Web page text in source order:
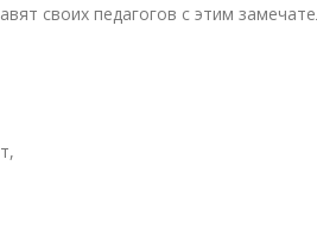
своих педагогов с этим